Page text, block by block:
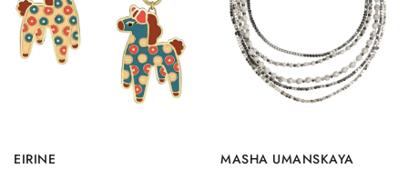
EIRINE MASHA UMANSKAYA